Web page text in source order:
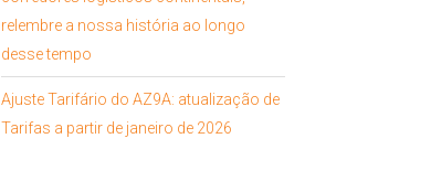
relembre a nossa história ao longo
desse tempo
Ajuste Tarifário do AZ9A: atualização de
Tarifas a partir de janeiro de 2026